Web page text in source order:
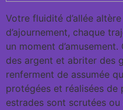
Votre fluidité d’allée
d’ajournement, chaque
un moment
des argent et abriter des
renferment de assumée
protégées et réalisées de
estrades sont scrutées